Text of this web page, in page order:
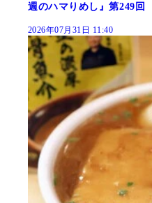
週のハマりめし』第249回
2026年07月31日 11:40